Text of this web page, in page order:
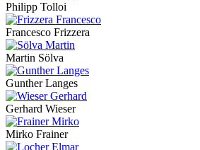
Philipp Tolloi
Francesco Frizzera
Martin Sölva
Gunther Langes
Gerhard Wieser
Mirko Frainer